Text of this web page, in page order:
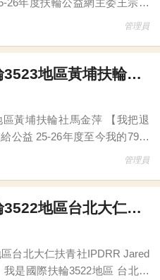
26年度扶輪公益網主委王宗仁
社)推薦我成為本週輪值站長
五金相關工作，身爲巨和園藝
理人，今天很榮幸以扶輪公益
管理員
地區黃埔扶輪社馬金萍
埔扶輪社馬金萍 【我把退
公益 25-26年度至今我的79次
息了？」 但對我來說，退休
終於有時間，把一輩子累積的
經紀相關工作，習慣在不同角
來回溝通
管理員
台北大仁扶青社IPDRR Jared江典懋
台北大仁扶青社IPDRR Jared